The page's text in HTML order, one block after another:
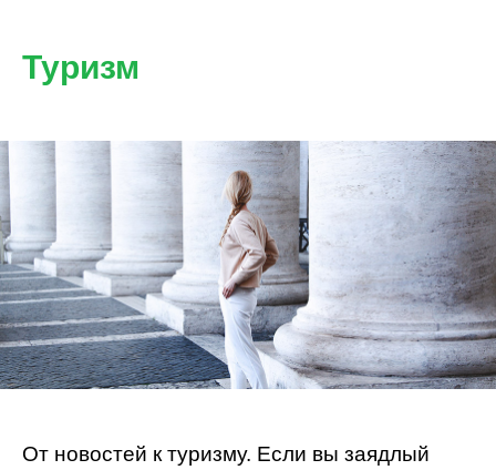
Туризм
От новостей к туризму. Если вы заядлый